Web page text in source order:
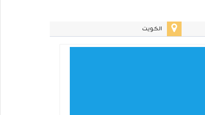
الكويت